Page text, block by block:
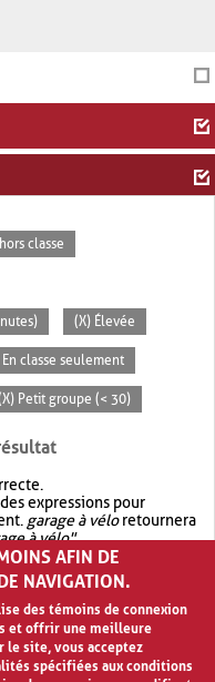
classe
(X) Élevée
En classe seulement
Petit groupe (< 30)
expressions pour
garage à véloretournera
à vélo".
avec OR.garage OR vélo
quegarage à vélo
AFIN DE
NAVIGATION.
des témoins de connexion
et offrir une meilleure
le site, vous acceptez
spécifiées aux conditions